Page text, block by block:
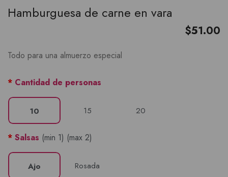
Hamburguesa de carne en vara
$51.00
Todo para una almuerzo especial
* Cantidad de personas
10 15 20
* Salsas (min 1) (max 2)
Ajo Rosada